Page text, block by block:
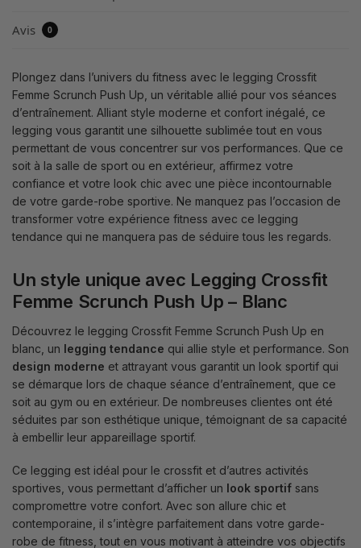
Avis 0
Plongez dans l’univers du fitness avec le legging Crossfit
Femme Scrunch Push Up, un véritable allié pour vos séances
d’entraînement. Alliant style moderne et confort inégalé, ce
legging vous garantit une silhouette sublimée tout en vous
permettant de vous concentrer sur vos performances. Que ce
soit à la salle de sport ou en extérieur, affirmez votre
confiance et votre look chic avec une pièce incontournable
de votre garde-robe sportive. Ne manquez pas l’occasion de
transformer votre expérience fitness avec ce legging
tendance qui ne manquera pas de séduire tous les regards.
Un style unique avec Legging Crossfit
Femme Scrunch Push Up – Blanc
Découvrez le legging Crossfit Femme Scrunch Push Up en
blanc, un legging tendance qui allie style et performance. Son
design moderne et attrayant vous garantit un look sportif qui
se démarque lors de chaque séance d’entraînement, que ce
soit au gym ou en extérieur. De nombreuses clientes ont été
séduites par son esthétique unique, témoignant de sa capacité
à embellir leur appareillage sportif.
Ce legging est idéal pour le crossfit et d’autres activités
sportives, vous permettant d’afficher un look sportif sans
compromettre votre confort. Avec son allure chic et
contemporaine, il s’intègre parfaitement dans votre garde-
robe de fitness, tout en vous motivant à atteindre vos objectifs